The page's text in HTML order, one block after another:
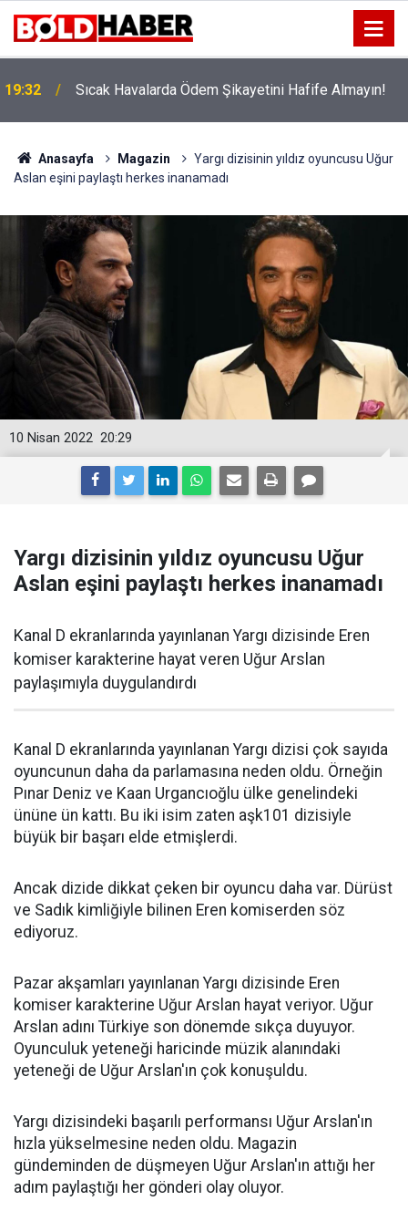
19:32 Sıcak Havalarda Ödem Şikayetini Hafife Almayın!
Anasayfa Magazin
Yargı dizisinin yıldız oyuncusu Uğur
Aslan eşini paylaştı herkes inanamadı
20:29
10 Nisan 2022
Yargı dizisinin yıldız oyuncusu Uğur
Aslan eşini paylaştı herkes inanamadı
Kanal D ekranlarında yayınlanan Yargı dizisinde Eren
komiser karakterine hayat veren Uğur Arslan
paylaşımıyla duygulandırdı
Kanal D ekranlarında yayınlanan Yargı dizisi çok sayıda
oyuncunun daha da parlamasına neden oldu. Örneğin
Pınar Deniz ve Kaan Urgancıoğlu ülke genelindeki
ününe ün kattı. Bu iki isim zaten aşk101 dizisiyle
büyük bir başarı elde etmişlerdi.
Ancak dizide dikkat çeken bir oyuncu daha var. Dürüst
ve Sadık kimliğiyle bilinen Eren komiserden söz
ediyoruz.
Pazar akşamları yayınlanan Yargı dizisinde Eren
komiser karakterine Uğur Arslan hayat veriyor. Uğur
Arslan adını Türkiye son dönemde sıkça duyuyor.
Oyunculuk yeteneği haricinde müzik alanındaki
yeteneği de Uğur Arslan'ın çok konuşuldu.
Yargı dizisindeki başarılı performansı Uğur Arslan'ın
hızla yükselmesine neden oldu. Magazin
gündeminden de düşmeyen Uğur Arslan'ın attığı her
adım paylaştığı her gönderi olay oluyor.